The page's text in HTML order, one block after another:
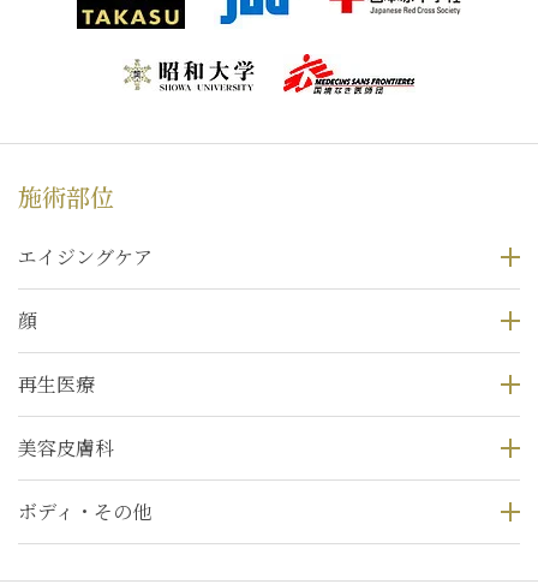
施術部位
エイジングケア
顔
再生医療
美容皮膚科
ボディ・その他